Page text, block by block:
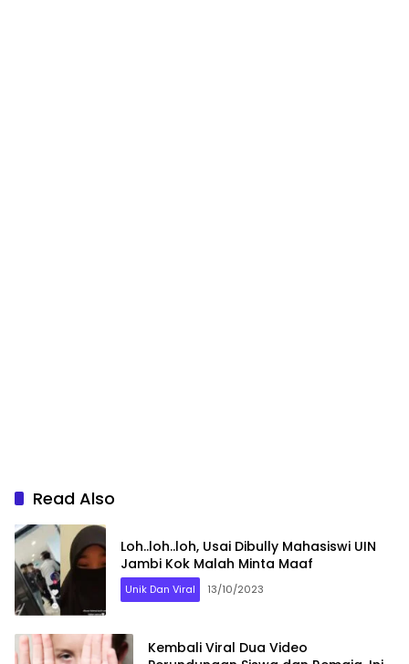
Read Also
Loh..loh..loh, Usai Dibully Mahasiswi UIN
Jambi Kok Malah Minta Maaf
Unik Dan Viral 13/10/2023
Kembali Viral Dua Video